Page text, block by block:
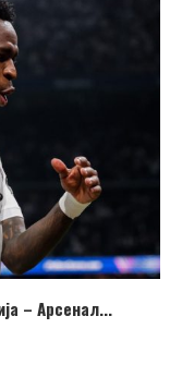
– Арсенал...